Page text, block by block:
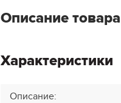
Описание товара
Характеристики
Описание: